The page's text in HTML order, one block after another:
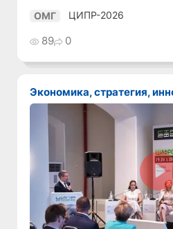
ОМГ ЦИПР-2026
89 0
Экономика, стратегия,
Смотреть